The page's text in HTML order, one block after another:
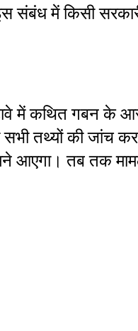
संबंध में किसी
में कथित गबन के
तथ्यों की जांच
आएगा। तब तक